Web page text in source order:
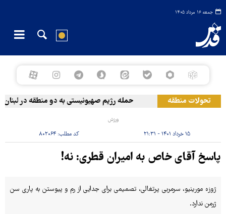
جمعه ۱۶ مرداد ۱۴۰۵
تحولات منطقه حمله رژیم صهیونیستی به دو منطقه در لبنان
ورزش
۱۵ خرداد ۱۴۰۱ - ۲۱:۳۱ کد مطلب: ۸۰۲۰۶۴
پاسخ آقای خاص به امیران قطری: نه!
ژوزه مورینیو، سرمربی پرتغالی، تصمیمی برای جدایی از رم و پیوستن به پاری سن
ژرمن ندارد.